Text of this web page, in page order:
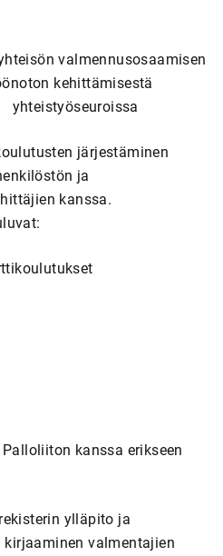
valmennusosaamisen
kehittämisestä
järjestäminen
ja
kanssa.
kanssa erikseen
ylläpito ja
valmentajien